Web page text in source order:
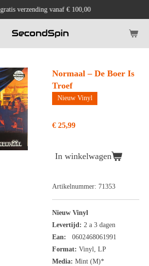
gratis verzending vanaf € 100,00
Normaal – De Boer Is
Troef
Nieuw Vinyl
€ 25,99
In winkelwagen
Artikelnummer: 71353
Nieuw Vinyl
Levertijd: 2 a 3 dagen
Ean:
0602468061991
Format: Vinyl, LP
Media: Mint (M)*